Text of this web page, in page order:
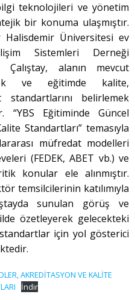
teknolojileri ve yönetim
bir konuma ulaşmıştır.
Üniversitesi ev
Sistemleri Derneği
alanın mevcut
ve eğitimde kalite,
belirlemek
“YBS Eğitiminde Güncel
Standartları” temasıyla
müfredat modelleri
(FEDEK, ABET vb.) ve
konular ele alınmıştır.
temsilcilerinin katılımıyla
sunulan görüş ve
özetleyerek gelecekteki
için yol gösterici
AKREDİTASYON VE KALİTE
İndir